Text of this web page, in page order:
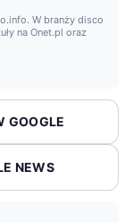
W branży disco
na Onet.pl oraz
GOOGLE
NEWS